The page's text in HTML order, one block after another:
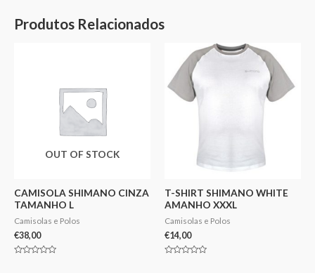
Produtos Relacionados
OUT OF STOCK
CAMISOLA SHIMANO CINZA
TAMANHO L
Camisolas e Polos
€38,00
T-SHIRT SHIMANO WHITE
AMANHO XXXL
Camisolas e Polos
€14,00